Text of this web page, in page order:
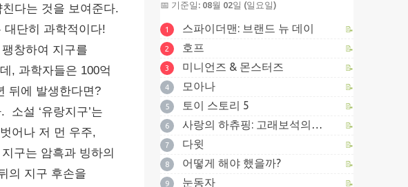
다는 것을 보여준다.
단히 과학적이다!
창하여 지구를
, 과학자들은 100억
뒤에 발생한다면?
설 ‘유랑지구’는
어나 저 먼 우주,
구는 암흑과 빙하의
의 지구 후손을
📅 기준일: 08월 02일 (일요일)
1 스파이더맨: 브랜드 뉴 데이 📝
2 호프 📝
3 미니언즈 & 몬스터즈 📝
4 모아나 📝
5 토이 스토리 5 📝
6 사랑의 하츄핑: 고래보석의 전설 📝
7 다윗 📝
8 어떻게 해야 했을까? 📝
9 눈동자 📝